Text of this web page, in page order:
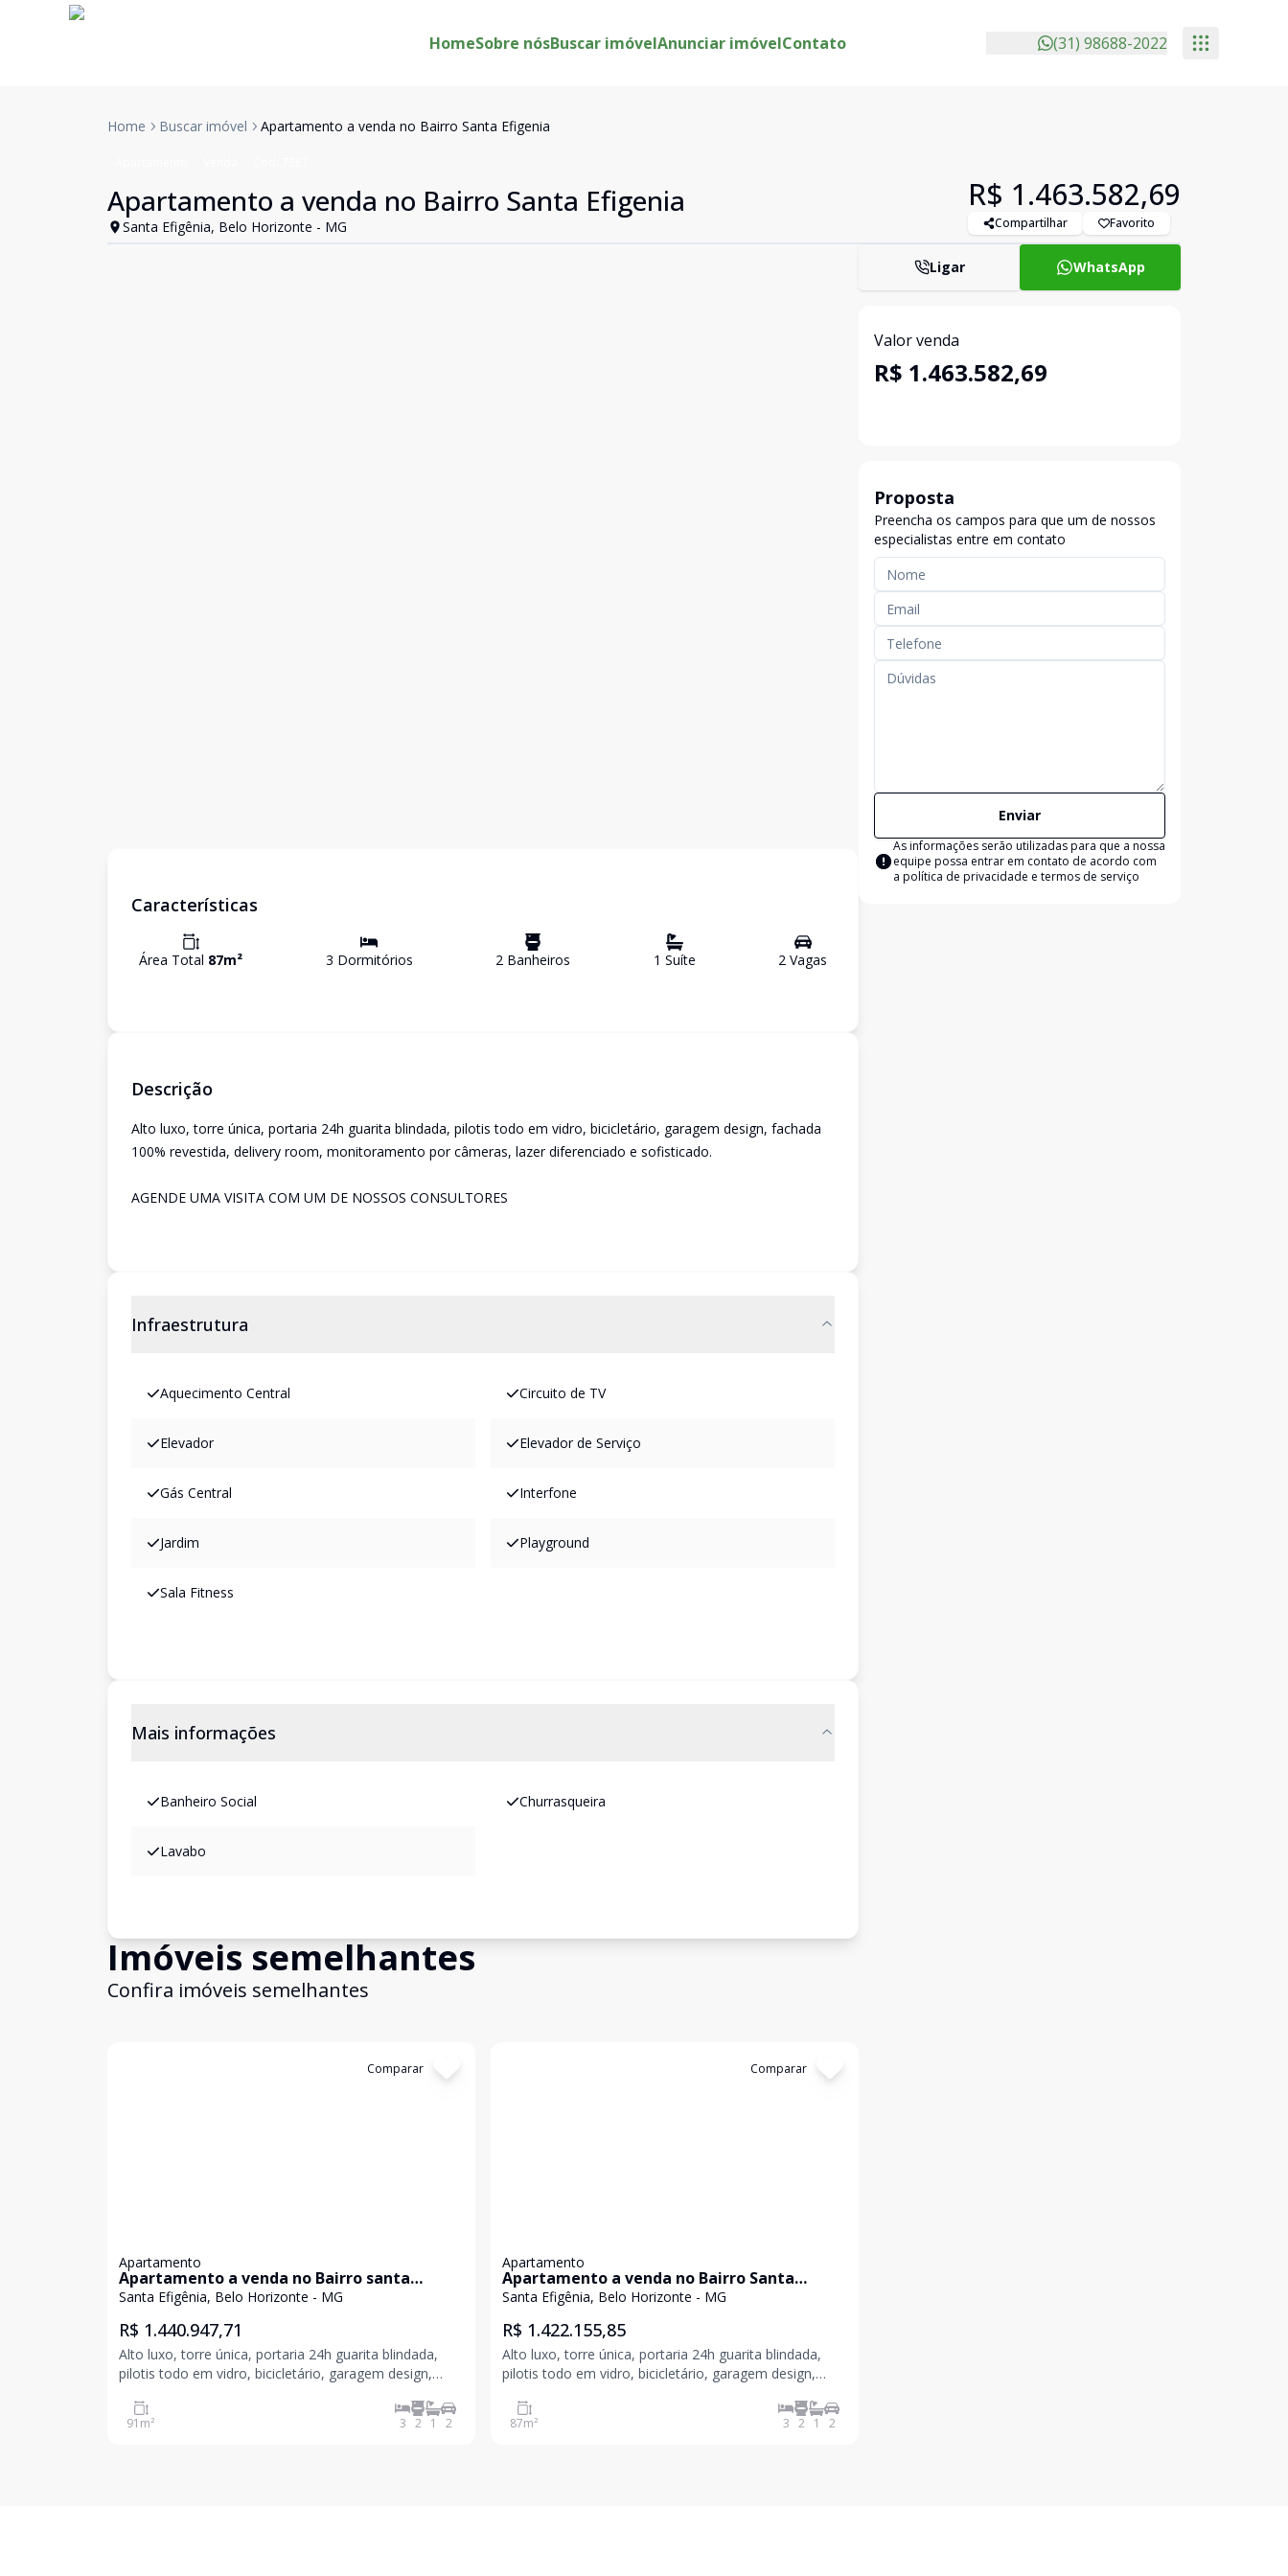
HomeSobre nósBuscar imóvelAnunciar imóvelContato (31) 98688-2022
Home Buscar imóvel Apartamento a venda no Bairro Santa Efigenia
Apartamento a venda no Bairro Santa Efigenia
Santa Efigênia, Belo Horizonte - MG
R$ 1.463.582,69
Compartilhar Favorito
Características
Área Total 87m² 3 Dormitórios 2 Banheiros 1 Suíte 2 Vagas
Descrição
Alto luxo, torre única, portaria 24h guarita blindada, pilotis todo em vidro, bicicletário, garagem design, fachada
100% revestida, delivery room, monitoramento por câmeras, lazer diferenciado e sofisticado.
AGENDE UMA VISITA COM UM DE NOSSOS CONSULTORES
Infraestrutura
Aquecimento Central Circuito de TV
Elevador Elevador de Serviço
Gás Central Interfone
Jardim Playground
Sala Fitness
Mais informações
Banheiro Social Churrasqueira
Lavabo
Imóveis semelhantes
Confira imóveis semelhantes
Comparar
Apartamento
Apartamento a venda no Bairro santa
Efigênia
Santa Efigênia, Belo Horizonte - MG
R$ 1.440.947,71
Alto luxo, torre única, portaria 24h guarita blindada,
pilotis todo em vidro, bicicletário, garagem design,
91 m² 3 2 1 2
Comparar
Apartamento
Apartamento a venda no Bairro Santa
Efigênia
Santa Efigênia, Belo Horizonte - MG
R$ 1.422.155,85
Alto luxo, torre única, portaria 24h guarita blindada,
pilotis todo em vidro, bicicletário, garagem design,
87m² 3 2 1 2
Ligar WhatsApp
Valor venda
R$ 1.463.582,69
Proposta
Preencha os campos para que um de nossos
especialistas entre em contato
Enviar
As informações serão utilizadas para que a nossa
equipe possa entrar em contato de acordo com
a política de privacidade e termos de serviço